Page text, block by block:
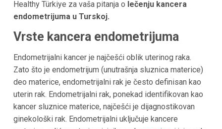
Healthy Türkiye za vaša pitanja o lečenju kancera
endometrijuma u Turskoj.
Vrste kancera endometrijuma
Endometrijalni kancer je najčešći oblik uterinog raka.
Zato što je endometrijum (unutrašnja sluznica materice)
deo materice, endometrijalni rak je često definisan kao
uterin rak. Endometrijalni rak, ponekad identifikovan kao
kancer sluznice materice, najčešći je dijagnostikovan
ginekološki rak. Endometrijalni uključuje kancere